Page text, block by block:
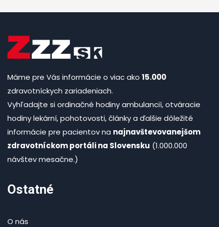
Máme pre Vás informácie o viac ako 15.000
zdravotníckych zariadeniach.
Vyhľadajte si ordinačné hodiny ambulancií, otváracie
hodiny lekární, pohotovosti, články a ďalšie dôležité
informácie pre pacientov na najnavštevovanejšom
zdravotníckom portáli na Slovensku (1.000.000
návštev mesačne.)
Ostatné
O nás